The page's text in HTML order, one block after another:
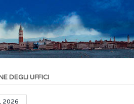
DEGLI UFFICI
2026